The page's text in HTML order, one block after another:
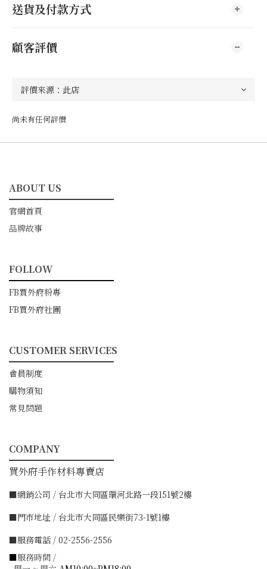
送貨及付款方式
顧客評價
尚未有任何評價
ABOUT US
━━━━━━━━━━━
官網首頁
品牌故事
FOLLOW
━━━━━━━━━━━
FB買外府粉專
FB買外府社團
CUSTOMER SERVICES
━━━━━━━━━━━
會員制度
購物須知
常見問題
COMPANY
━━━━━━━━━━━
買外府手作材料專賣店
■網銷公司 / 台北市大同區環河北路一段151號2樓
■門市地址 / 台北市大同區民樂街73-1號1樓
■服務電話 / 02-2556-2556
■服務時間 /